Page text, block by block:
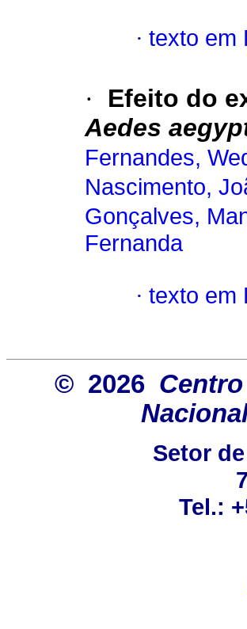
· texto em
·
Efeito do
Aedes
Fernandes,
Nascimento,
Gonçalves,
Fernanda
· texto em
© 2026
Setor
Tel.: